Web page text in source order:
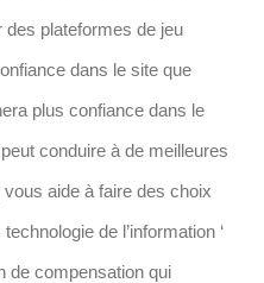
plateformes de jeu
dans le site que
plus confiance dans le
conduire à de meilleures
aide à faire des choix
de l’information ‘
de compensation qui